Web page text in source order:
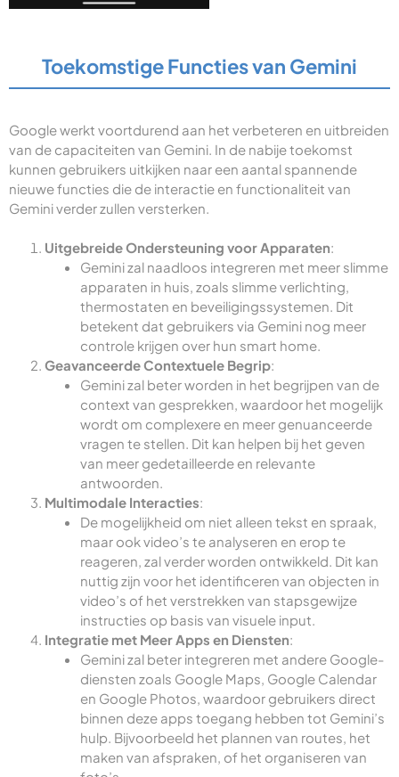
Toekomstige Functies van Gemini
Google werkt voortdurend aan het verbeteren en uitbreiden
van de capaciteiten van Gemini. In de nabije toekomst
kunnen gebruikers uitkijken naar een aantal spannende
nieuwe functies die de interactie en functionaliteit van
Gemini verder zullen versterken.
Uitgebreide Ondersteuning voor Apparaten:
Gemini zal naadloos integreren met meer slimme
apparaten in huis, zoals slimme verlichting,
thermostaten en beveiligingssystemen. Dit
betekent dat gebruikers via Gemini nog meer
controle krijgen over hun smart home.
Geavanceerde Contextuele Begrip:
Gemini zal beter worden in het begrijpen van de
context van gesprekken, waardoor het mogelijk
wordt om complexere en meer genuanceerde
vragen te stellen. Dit kan helpen bij het geven
van meer gedetailleerde en relevante
antwoorden.
Multimodale Interacties:
De mogelijkheid om niet alleen tekst en spraak,
maar ook video’s te analyseren en erop te
reageren, zal verder worden ontwikkeld. Dit kan
nuttig zijn voor het identificeren van objecten in
video’s of het verstrekken van stapsgewijze
instructies op basis van visuele input.
Integratie met Meer Apps en Diensten:
Gemini zal beter integreren met andere Google-
diensten zoals Google Maps, Google Calendar
en Google Photos, waardoor gebruikers direct
binnen deze apps toegang hebben tot Gemini’s
hulp. Bijvoorbeeld het plannen van routes, het
maken van afspraken, of het organiseren van